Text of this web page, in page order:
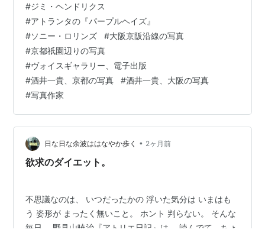
ば、 自分自身も自然に変わっていく。 無理しないで、ご
機嫌さんに。 自分のことが嫌になることもあるけど、 表
現というものは、 ずっとそういう戦い、せめぎ合いを繰
り返すもの。 ジミヘン ですら、 もうウンザリって感じ
が 映像を見ると伝わってくる。 上の写真みたいに 路…
#ジミ・ヘンドリクス
#アトランタの『パープルヘイズ』
#ソニー・ロリンズ #大阪京阪沿線の写真
#京都祇園辺りの写真
#ヴォイスギャラリー、電子出版
#酒井一貴、京都の写真 #酒井一貴、大阪の写真
#写真作家
日な日な余波ははなやか歩く • 2ヶ月前
欲求のダイエット。